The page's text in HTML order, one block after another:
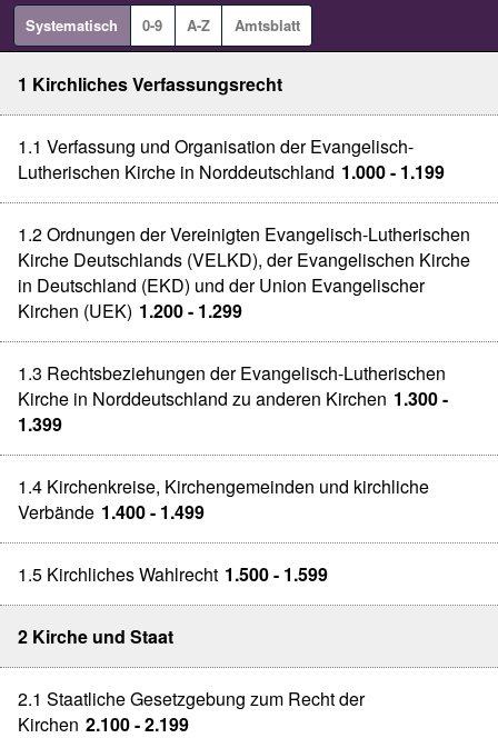
Systematisch 0-9 A-Z Amtsblatt
1 Kirchliches Verfassungsrecht
1.1 Verfassung und Organisation der Evangelisch-
Lutherischen Kirche in Norddeutschland 1.000 - 1.199
1.2 Ordnungen der Vereinigten Evangelisch-Lutherischen
Kirche Deutschlands (VELKD), der Evangelischen Kirche
in Deutschland (EKD) und der Union Evangelischer
Kirchen (UEK) 1.200 - 1.299
1.3 Rechtsbeziehungen der Evangelisch-Lutherischen
Kirche in Norddeutschland zu anderen Kirchen 1.300 -
1.399
1.4 Kirchenkreise, Kirchengemeinden und kirchliche
Verbände 1.400 - 1.499
1.5 Kirchliches Wahlrecht 1.500 - 1.599
2 Kirche und Staat
2.1 Staatliche Gesetzgebung zum Recht der
Kirchen 2.100 - 2.199